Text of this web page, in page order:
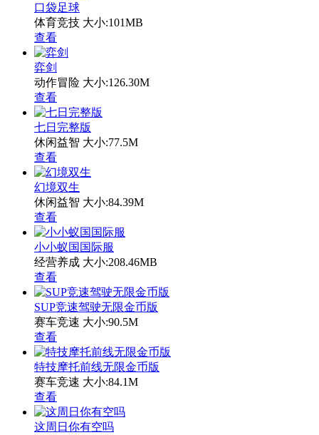
口袋足球
体育竞技 大小:101MB
查看
弈剑
动作冒险 大小:126.30M
查看
七日完整版
休闲益智 大小:77.5M
查看
幻境双生
休闲益智 大小:84.39M
查看
小小蚁国国际服
经营养成 大小:208.46MB
查看
SUP竞速驾驶无限金币版
赛车竞速 大小:90.5M
查看
特技摩托前线无限金币版
赛车竞速 大小:84.1M
查看
这周日你有空吗